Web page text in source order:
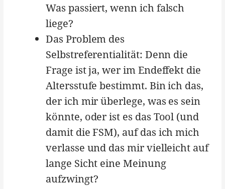
Was passiert, wenn ich falsch
liege?
Das Problem des
Selbstreferentialität: Denn die
Frage ist ja, wer im Endeffekt die
Altersstufe bestimmt. Bin ich das,
der ich mir überlege, was es sein
könnte, oder ist es das Tool (und
damit die FSM), auf das ich mich
verlasse und das mir vielleicht auf
lange Sicht eine Meinung
aufzwingt?